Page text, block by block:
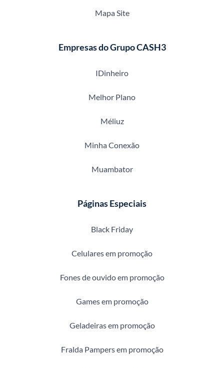
Mapa Site
Empresas do Grupo CASH3
IDinheiro
Melhor Plano
Méliuz
Minha Conexão
Muambator
Páginas Especiais
Black Friday
Celulares em promoção
Fones de ouvido em promoção
Games em promoção
Geladeiras em promoção
Fralda Pampers em promoção